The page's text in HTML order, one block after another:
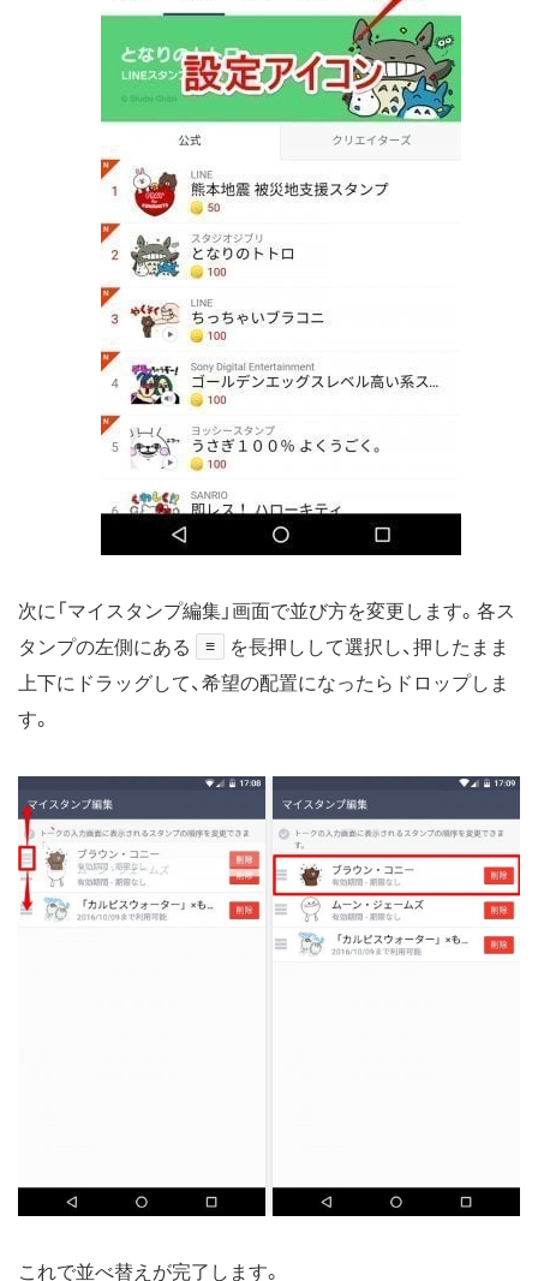
次に「マイスタンプ編集」画面で並び方を変更します。各ス
タンプの左側にある
≡
を長押しして選択し、押したまま
上下にドラッグして、希望の配置になったらドロップしま
す。
これで並べ替えが完了します。